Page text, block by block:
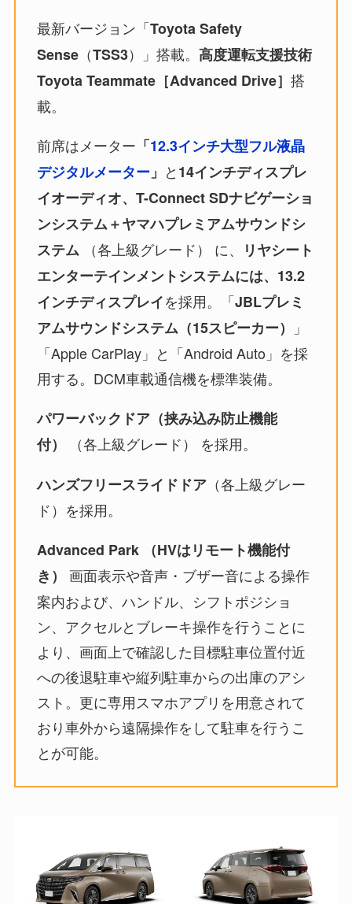
最新バージョン「Toyota Safety
Sense（TSS3）」搭載。 高度運転支援技術
Toyota Teammate［Advanced Drive］ 搭
載。
前席はメーター 「12.3インチ大型フル液晶
デジタルメーター」 と14インチディスプレ
イオーディオ、T-Connect SDナビゲーショ
ンシステム＋ヤマハプレミアムサウンドシ
ステム （各上級グレード） に、
リヤシート
エンターテインメントシステムには、13.2
インチディスプレイを採用。「JBLプレミ
アムサウンドシステム（15スピーカー）
」
「Apple CarPlay」と「Android Auto」を採
用する。DCM車載通信機を標準装備。
パワーバックドア（挟み込み防止機能
付）
（各上級グレード） を採用。
ハンズフリースライドドア（各上級グレー
ド）を採用。
Advanced Park （HVはリモート機能付
き）
画面表示や音声・ブザー音による操作
案内および、ハンドル、シフトポジショ
ン、アクセルとブレーキ操作を行うことに
より、画面上で確認した目標駐車位置付近
への後退駐車や縦列駐車からの出庫のアシ
スト。更に専用スマホアプリを用意されて
おり車外から遠隔操作をして駐車を行うこ
とが可能。